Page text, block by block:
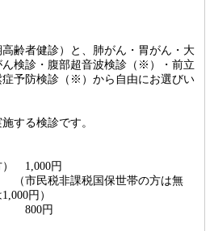
齢者健診）と、肺がん・胃がん・大
検診・腹部超音波検診（※）・前立
予防検診（※）から自由にお選びい
する検診です。
） 1,000円
国保世帯の方は無
円）
800円